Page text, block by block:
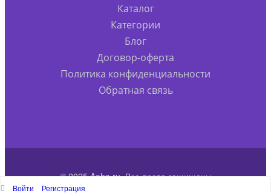
Каталог
Категории
Блог
Договор-оферта
Политика конфиденциальности
Обратная связь
© 2025 Aoha.ru. Все права защищены
Войти Регистрация